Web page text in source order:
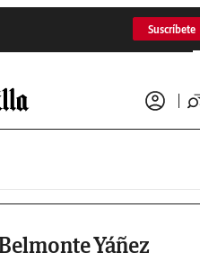
Suscríbete
Yáñez